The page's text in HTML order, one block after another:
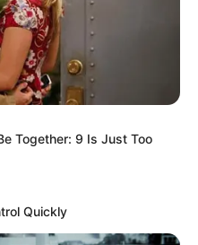
Together: 9 Is Just Too
Quickly